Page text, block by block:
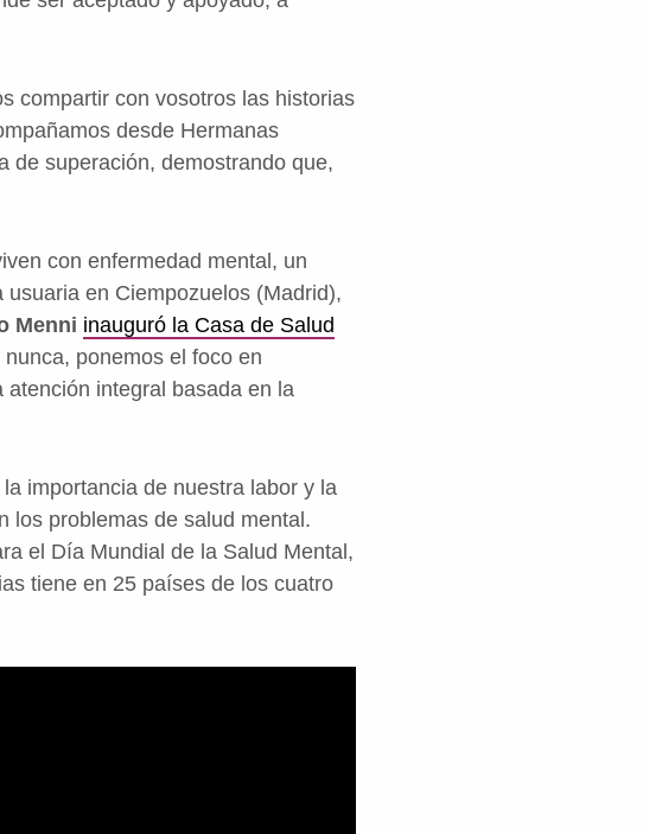
compartir con vosotros las historias
desde Hermanas
de superación, demostrando que,
con enfermedad mental, un
en Ciempozuelos (Madrid),
Menni inauguró la Casa de Salud
ponemos el foco en
integral basada en la
importancia de nuestra labor y la
los problemas de salud mental.
el Día Mundial de la Salud Mental,
tiene en 25 países de los cuatro